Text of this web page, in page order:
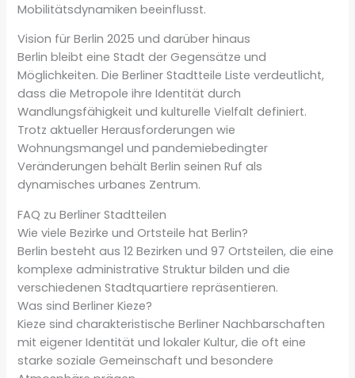
Mobilitätsdynamiken beeinflusst.
Vision für Berlin 2025 und darüber hinaus
Berlin bleibt eine Stadt der Gegensätze und
Möglichkeiten. Die Berliner Stadtteile Liste verdeutlicht,
dass die Metropole ihre Identität durch
Wandlungsfähigkeit und kulturelle Vielfalt definiert.
Trotz aktueller Herausforderungen wie
Wohnungsmangel und pandemiebedingter
Veränderungen behält Berlin seinen Ruf als
dynamisches urbanes Zentrum.
FAQ zu Berliner Stadtteilen
Wie viele Bezirke und Ortsteile hat Berlin?
Berlin besteht aus 12 Bezirken und 97 Ortsteilen, die eine
komplexe administrative Struktur bilden und die
verschiedenen Stadtquartiere repräsentieren.
Was sind Berliner Kieze?
Kieze sind charakteristische Berliner Nachbarschaften
mit eigener Identität und lokaler Kultur, die oft eine
starke soziale Gemeinschaft und besondere